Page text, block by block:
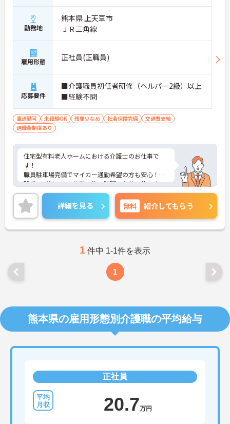
勤務地
熊本県 上天草市
ＪＲ三角線
雇用形態 正社員(正職員)
応募要件
■介護職員初任者研修（ヘルパー2級）以上
■経験不問
車通勤可 未経験OK 残業少なめ 社会保険完備
交通費支給
退職金制度あり
住宅型有料老人ホームにおける介護士のお仕事で
す！
職員駐車場完備でマイカー通勤希望の方も安心！
残業ほぼ無し！お仕事の後の時間も有効に使えま
す。
ご興味ある方には、面接のポイントなど、さらに詳
細をお話致しますのでお気軽にご相談ください。
詳細を見る 無料 紹介してもらう
1 件中 1-1件を表示
1
熊本県の雇用形態別介護職の平均給与
正社員
20.7万円